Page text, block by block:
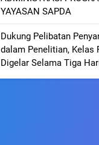
YAYASAN SAPDA
Dukung Pelibatan
dalam Penelitian, Kelas
Digelar Selama Tiga